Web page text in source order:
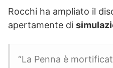
Rocchi ha ampliato il
apertamente di
“La Penna è